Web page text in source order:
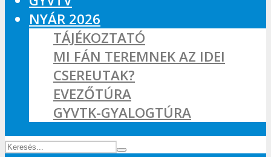
NYÁR 2026
TÁJÉKOZTATÓ
MI FÁN TEREMNEK AZ IDEI
CSEREUTAK?
EVEZŐTÚRA
GYVTK-GYALOGTÚRA